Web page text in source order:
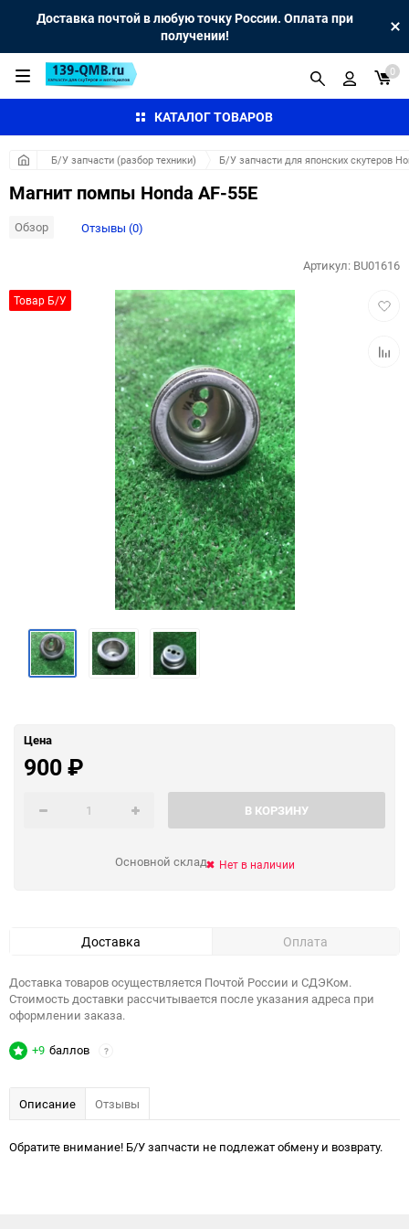
Доставка почтой в любую точку России. Оплата при
получении!
КАТАЛОГ ТОВАРОВ
0
Б/У запчасти (разбор техники) Б/У запчасти для японских скутеров
Магнит помпы Honda AF-55E
Обзор Отзывы (0)
Товар Б/У
Артикул: BU01616
Цена
900₽
В КОРЗИНУ
Основной склад Нет в наличии
Доставка Оплата
Доставка товаров осуществляется Почтой России и СДЭКом.
Стоимость доставки рассчитывается после указания адреса при
оформлении заказа.
+9 баллов ?
Описание Отзывы
Обратите внимание! Б/У запчасти не подлежат обмену и возврату.